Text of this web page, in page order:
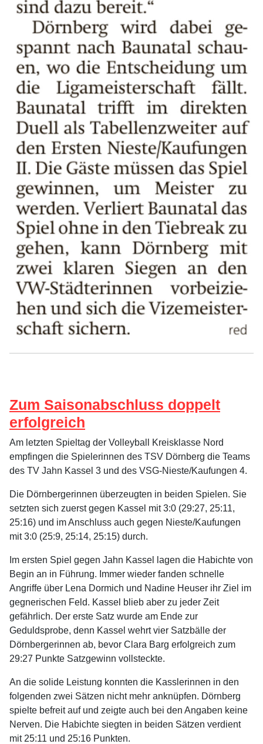
Zum Saisonabschluss doppelt
erfolgreich
Am letzten Spieltag der Volleyball Kreisklasse Nord
empfingen die Spielerinnen des TSV Dörnberg die Teams
des TV Jahn Kassel 3 und des VSG-Nieste/Kaufungen 4.
Die Dörnbergerinnen überzeugten in beiden Spielen. Sie
setzten sich zuerst gegen Kassel mit 3:0 (29:27, 25:11,
25:16) und im Anschluss auch gegen Nieste/Kaufungen
mit 3:0 (25:9, 25:14, 25:15) durch.
Im ersten Spiel gegen Jahn Kassel lagen die Habichte von
Begin an in Führung. Immer wieder fanden schnelle
Angriffe über Lena Dormich und Nadine Heuser ihr Ziel im
gegnerischen Feld. Kassel blieb aber zu jeder Zeit
gefährlich. Der erste Satz wurde am Ende zur
Geduldsprobe, denn Kassel wehrt vier Satzbälle der
Dörnbergerinnen ab, bevor Clara Barg erfolgreich zum
29:27 Punkte Satzgewinn vollsteckte.
An die solide Leistung konnten die Kasslerinnen in den
folgenden zwei Sätzen nicht mehr anknüpfen. Dörnberg
spielte befreit auf und zeigte auch bei den Angaben keine
Nerven. Die Habichte siegten in beiden Sätzen verdient
mit 25:11 und 25:16 Punkten.